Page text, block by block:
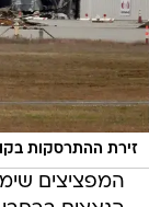
זירת ההתרסקות
המפציצים